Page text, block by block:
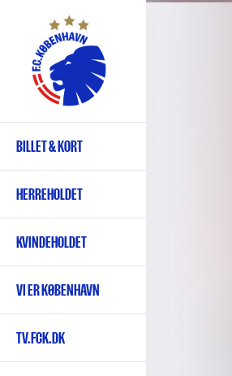
hovedindhold
Primær
navigation
BILLET & KORT
HERREHOLDET
KVINDEHOLDET
VI ER KØBENHAVN
TV.FCK.DK